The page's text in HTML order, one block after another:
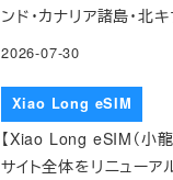
ンド・カナリア諸島・北
2026-07-30
Xiao Long eSIM
【Xiao Long eSIM（小
サイト全体をリニュー